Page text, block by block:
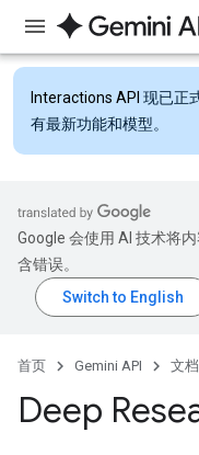
Interactions API 现已正
有最新功能和模型。
Google 会使用 AI 技术将
含错误。
首页 Gemini API 文档
Deep